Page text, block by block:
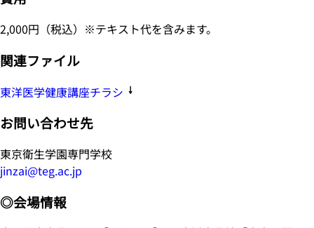
2,000円（税込）※テキスト代を含みます。
関連ファイル
東洋医学健康講座チラシ
お問い合わせ先
東京衛生学園専門学校
jinzai@teg.ac.jp
◎会場情報